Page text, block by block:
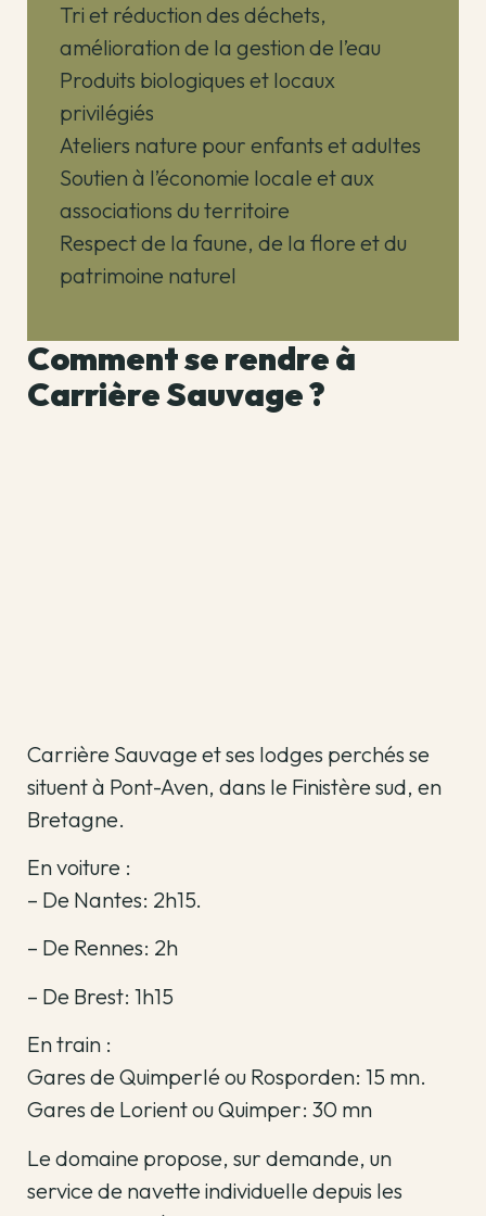
Tri et réduction des déchets,
amélioration de la gestion de l’eau
Produits biologiques et locaux
privilégiés
Ateliers nature pour enfants et adultes
Soutien à l’économie locale et aux
associations du territoire
Respect de la faune, de la flore et du
patrimoine naturel
Comment se rendre à
Carrière Sauvage ?
Carrière Sauvage et ses lodges perchés se
situent à Pont-Aven, dans le Finistère sud, en
Bretagne.
En voiture :
– De Nantes: 2h15.
– De Rennes: 2h
– De Brest: 1h15
En train :
Gares de Quimperlé ou Rosporden: 15 mn.
Gares de Lorient ou Quimper: 30 mn
Le domaine propose, sur demande, un
service de navette individuelle depuis les